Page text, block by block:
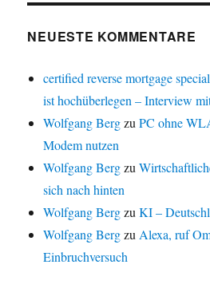
NEUESTE KOMMENTARE
certified reverse mortgage
ist hochüberlegen – Interview
Wolfgang BergzuPC ohne
Modem nutzen
Wolfgang Bergzu
sich nach hinten
Wolfgang BergzuKI –
Wolfgang Bergzu Alexa, ruf
Einbruchversuch